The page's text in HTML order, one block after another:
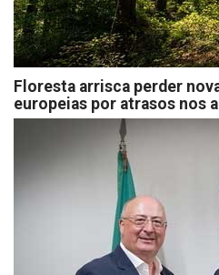
Floresta arrisca perder
europeias por atrasos nos